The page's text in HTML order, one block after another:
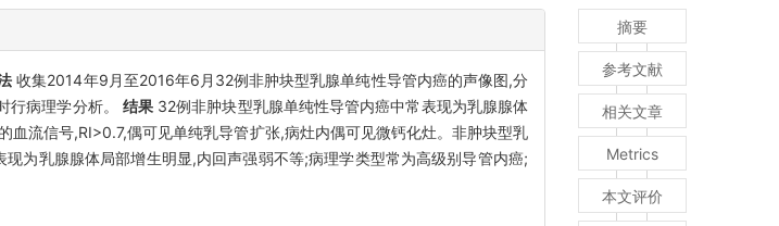
收集2014年9月至2016年6月32例非肿块型乳腺单纯性导管内癌的声像图,分
行病理学分析。 结果 32例非肿块型乳腺单纯性导管内癌中常表现为乳腺腺体
血流信号,RI>0.7,偶可见单纯乳导管扩张,病灶内偶可见微钙化灶。非肿块型乳
为乳腺腺体局部增生明显,内回声强弱不等;病理学类型常为高级别导管内癌;
摘要
参考文献
相关文章
Metrics
本文评价